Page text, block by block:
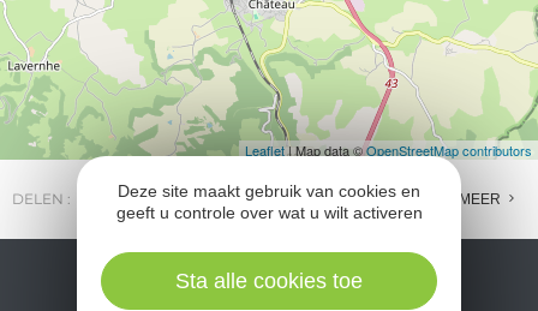
Leaflet| Map data ©OpenStreetMap contributors
DELEN : E-MAIL MESSENGER FACEBOOK MEER
Deze site maakt gebruik van cookies en
geeft u controle over wat u wilt activeren
Sta alle cookies toe